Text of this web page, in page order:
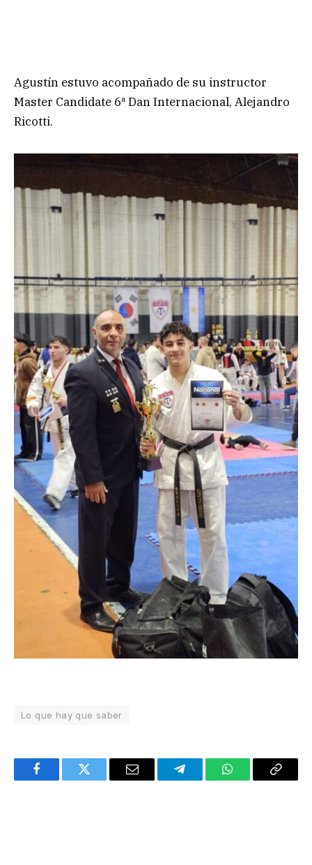
Agustín estuvo acompañado de su instructor
Master Candidate 6ª Dan Internacional, Alejandro
Ricotti.
Lo que hay que saber
FacebookTwitter Email TelegramWhatsAppCopy